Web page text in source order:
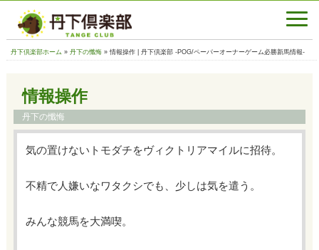
丹下倶楽部ホーム » 丹下の懺悔» 情報操作 | 丹下倶楽部 -POG/ペーパーオーナーゲーム必勝新馬情報-
情報操作
丹下の懺悔
気の置けないトモダチをヴィクトリアマイルに招待。
不精で人嫌いなワタクシでも、少しは気を遣う。
みんな競馬を大満喫。